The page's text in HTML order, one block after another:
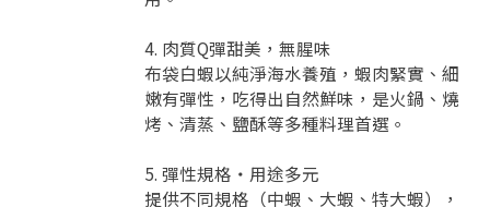
4. 肉質Q彈甜美，無腥味
布袋白蝦以純淨海水養殖，蝦肉緊實、細
嫩有彈性，吃得出自然鮮味，是火鍋、燒
烤、清蒸、鹽酥等多種料理首選。
5. 彈性規格・用途多元
提供不同規格（中蝦、大蝦、特大蝦），